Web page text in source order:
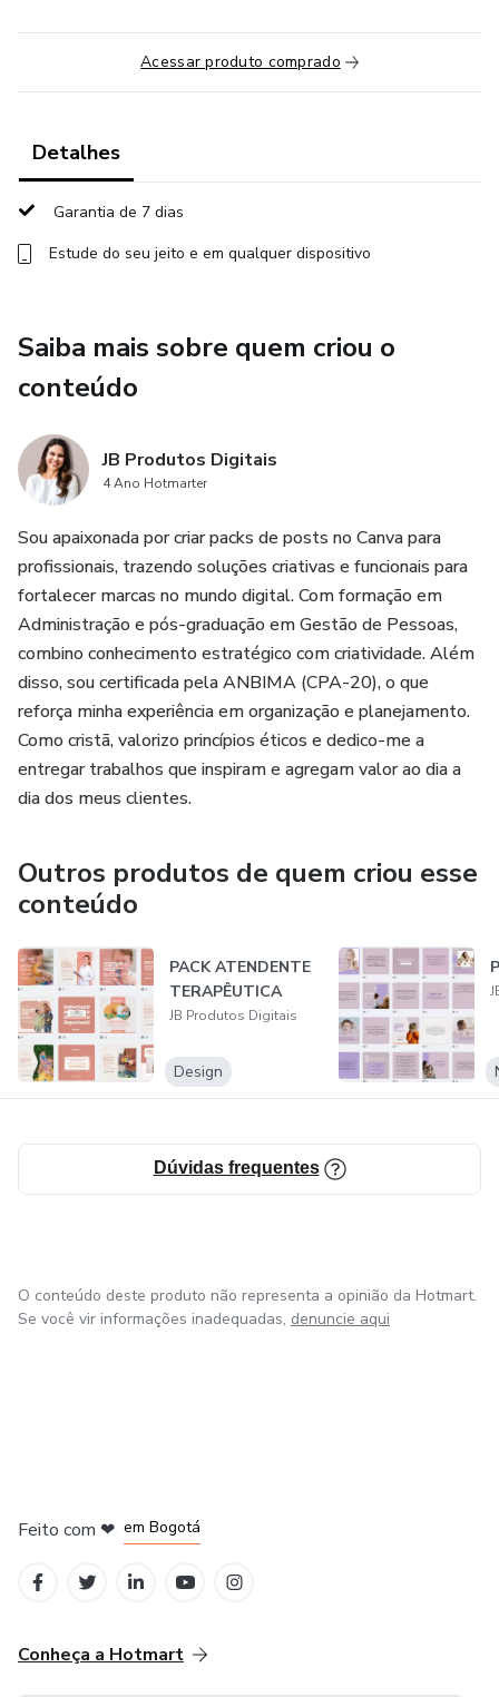
Legendas Criativas
Dê o primeiro passo para uma comunicação visual mais
impactante e conquiste o coração dos seus seguidores!
Acessar produto comprado
Detalhes
Garantia de 7 dias
Estude do seu jeito e em qualquer dispositivo
Saiba mais sobre quem criou o
conteúdo
JB Produtos Digitais
4 Ano Hotmarter
Sou apaixonada por criar packs de posts no Canva para
profissionais, trazendo soluções criativas e funcionais para
fortalecer marcas no mundo digital. Com formação em
Administração e pós-graduação em Gestão de Pessoas,
combino conhecimento estratégico com criatividade. Além
disso, sou certificada pela ANBIMA (CPA-20), o que
reforça minha experiência em organização e planejamento.
Como cristã, valorizo princípios éticos e dedico-me a
entregar trabalhos que inspiram e agregam valor ao dia a
dia dos meus clientes.
Outros produtos de quem criou esse
conteúdo
PACK ATENDENTE
TERAPÊUTICA
JB Produtos Digitais
Design
Dúvidas frequentes
O conteúdo deste produto não representa a opinião da Hotmart.
Se você vir informações inadequadas, denuncie aqui
Feito com ❤ em Bogotá
Conheça a Hotmart